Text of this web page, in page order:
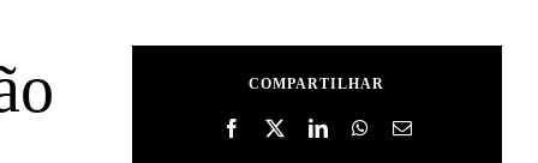
COMPARTILHAR